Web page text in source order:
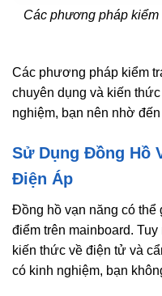
Các phương pháp
Các phương pháp kiểm
chuyên dụng và kiến
nghiệm, bạn nên nhờ
Sử Dụng Đồng Hồ
Điện Áp
Đồng hồ vạn năng có thể
điểm trên mainboard.
kiến thức về điện tử và
có kinh nghiệm, bạn